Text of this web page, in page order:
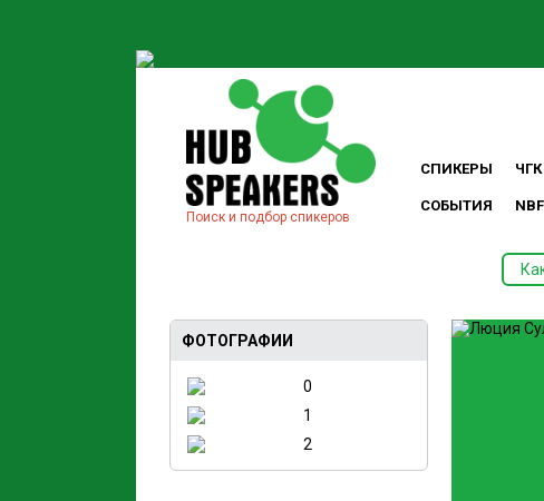
Поиск и подбор спикеров
СПИКЕРЫ ЧГК
СОБЫТИЯ NBF
ФОТОГРАФИИ